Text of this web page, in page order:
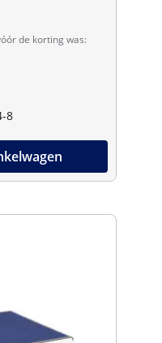
de korting was:
8